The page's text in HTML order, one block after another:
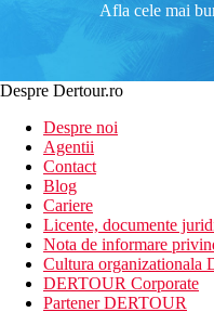
Afla cele mai
Despre Dertour.ro
Despre noi
Agentii
Contact
Blog
Cariere
Licente, documente
Nota de informare
Cultura organizationala
DERTOUR Corporate
Partener DERTOUR